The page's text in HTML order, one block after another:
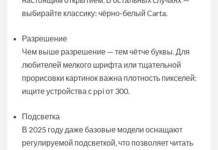
выбирайте классику: чёрно-белый Carta.
Разрешение
Чем выше разрешение — тем чётче буквы. Для
любителей мелкого шрифта или тщательной
прорисовки картинок важна плотность пикселей:
ищите устройства с ppi от 300.
Подсветка
В 2025 году даже базовые модели оснащают
регулируемой подсветкой, что позволяет читать